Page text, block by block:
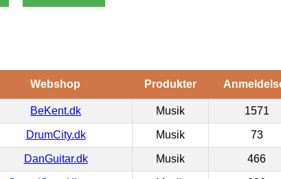
Webshop Produkter
BeKent.dk Musik 1571
DrumCity.dk Musik 73
DanGuitar.dk Musik 466